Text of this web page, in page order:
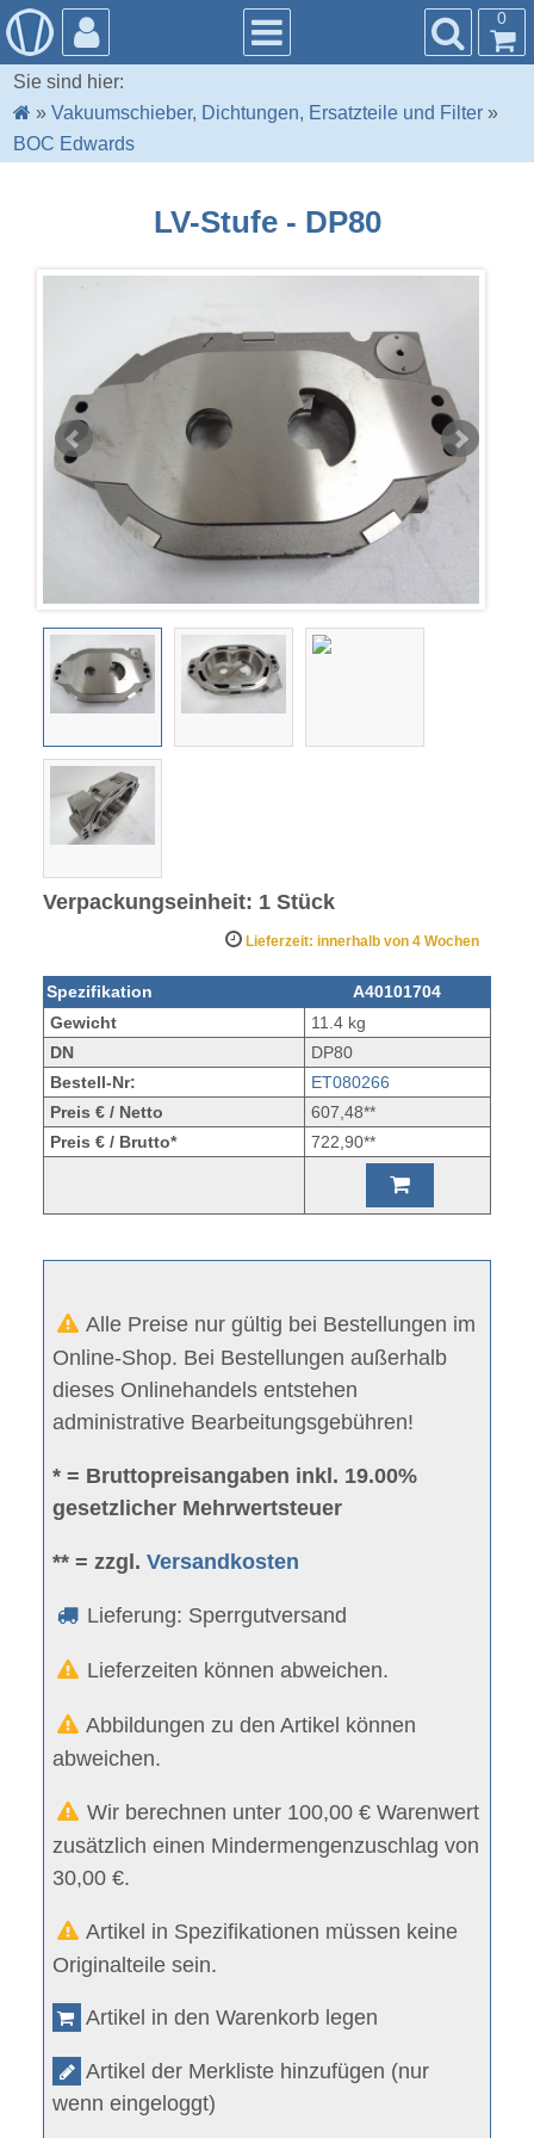
0
Sie sind hier:
»Vakuumschieber, Dichtungen, Ersatzteile und Filter »
BOC Edwards
LV-Stufe - DP80
Verpackungseinheit: 1 Stück
Lieferzeit: innerhalb von 4 Wochen
Spezifikation
A40101704
Gewicht
11.4 kg
DN
DP80
Bestell-Nr:
ET080266
Preis € / Netto
607,48**
Preis € / Brutto*
722,90**
Alle Preise nur gültig bei Bestellungen im
Online-Shop. Bei Bestellungen außerhalb
dieses Onlinehandels entstehen
administrative Bearbeitungsgebühren!
* = Bruttopreisangaben inkl. 19.00%
gesetzlicher Mehrwertsteuer
** = zzgl.Versandkosten
Lieferung: Sperrgutversand
Lieferzeiten können abweichen.
Abbildungen zu den Artikel können
abweichen.
Wir berechnen unter 100,00 € Warenwert
zusätzlich einen Mindermengenzuschlag von
30,00 €.
Artikel in Spezifikationen müssen keine
Originalteile sein.
Artikel in den Warenkorb legen
Artikel der Merkliste hinzufügen (nur
wenn eingeloggt)